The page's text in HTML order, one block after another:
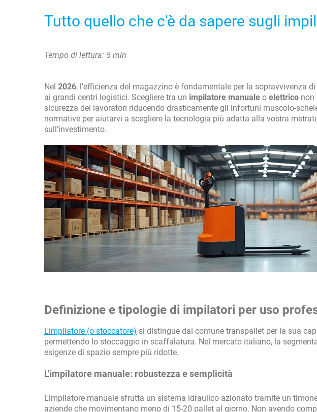
Tutto quello che c'è da sapere sugli
Tempo di lettura: 5 min
Nel 2026, l’efficienza del magazzino è fondamentale per la sopravvivenza
ai grandi centri logistici. Scegliere tra un impilatore manuale o elettrico non
sicurezza dei lavoratori riducendo drasticamente gli infortuni muscolo-
normative per aiutarvi a scegliere la tecnologia più adatta alla vostra
sull’investimento.
Definizione e tipologie di impilatori per uso
L'impilatore (o stoccatore) si distingue dal comune transpallet per la sua
permettendo lo stoccaggio in scaffalatura. Nel mercato italiano, la
esigenze di spazio sempre più ridotte.
L'impilatore manuale: robustezza e semplicità
L'impilatore manuale sfrutta un sistema idraulico azionato tramite un
aziende che movimentano meno di 15-20 pallet al giorno. Non avendo